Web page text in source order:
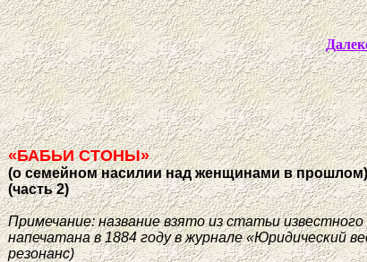
«БАБЬИ СТОНЫ»
(о семейном насилии над женщинами в прошлом)
(часть 2)
Примечание: название взято из статьи
напечатана в 1884 году в журнале «Юридический
резонанс)